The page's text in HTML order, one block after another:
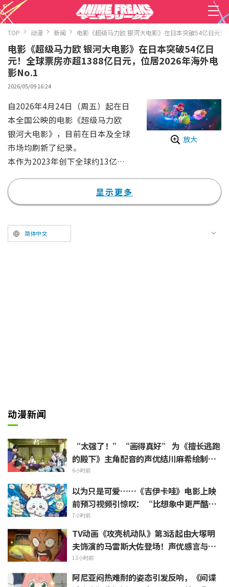
TOP 动漫 新闻 电影《超级马力欧 银河大电影》在日本突破54亿日元
电影《超级马力欧 银河大电影》在日本突破54亿日
元！全球票房亦超1388亿日元，位居2026年海外电
影No.1
2026/05/09 16:24
放大
自2026年4月24日（周五）起在日
本全国公映的电影《超级马力欧
银河大电影》，目前在日本及全球
市场均刷新了纪录。
本作为2023年创下全球约13亿美
录的《超级马力欧兄弟大电影》系
列第二部作品。由照明娱乐的克里
共同担纲制作人，并由环球影业与
任天堂共同出资制作。
显示更多
简体中文
动漫新闻
“太强了！”“画得真好” 为《擅长逃跑
的殿下》主角配音的声优结川麻希绘制的
第13话ED插画引发赞叹
6小时前
以为只是可爱……《吉伊卡哇》电影上映
前预习视频引惊叹：“比想象中更严酷”
“全是关于打工的话题”的反差感
7小时前
TV动画《攻壳机动队》第3话起由大塚明
夫饰演的马雷斯大佐登场！声优感言与片
尾插画公开
13小时前
阿尼亚闷热难耐的姿态引发反响，《间谍